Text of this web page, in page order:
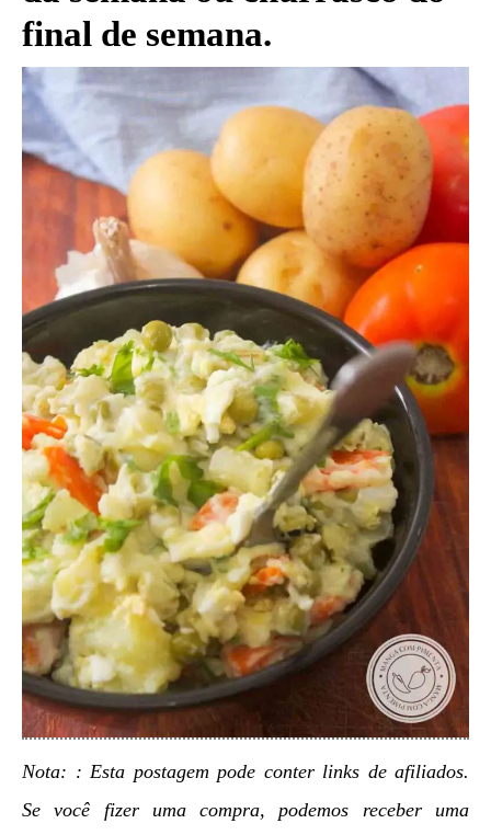
final de semana.
Nota: : Esta postagem pode conter links de afiliados.
Se você fizer uma compra, podemos receber uma